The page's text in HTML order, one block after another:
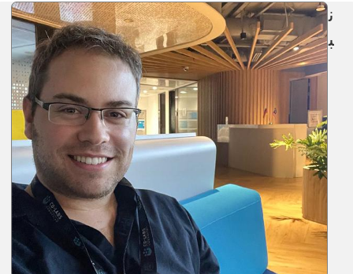
ن
ب